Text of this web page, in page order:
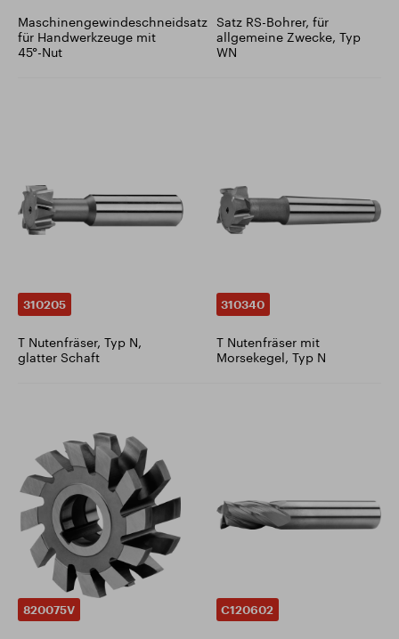
Maschinengewindeschneidsatz
für Handwerkzeuge mit
45°-Nut
Satz RS-Bohrer, für
allgemeine Zwecke, Typ
WN
310205
T Nutenfräser, Typ N,
glatter Schaft
310340
T Nutenfräser mit
Morsekegel, Typ N
820075V C120602